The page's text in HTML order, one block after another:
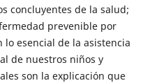
concluyentes de la salud;
prevenible por
esencial de la asistencia
de nuestros niños y
son la explicación que